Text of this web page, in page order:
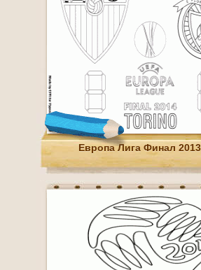
Европа Лига Финал